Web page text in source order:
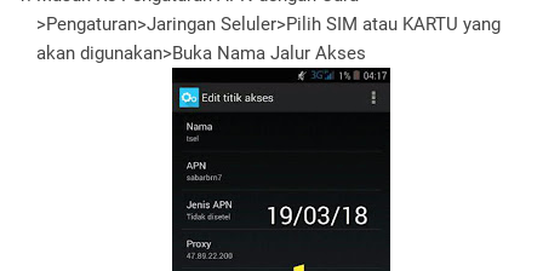
>Pengaturan>Jaringan Seluler>Pilih SIM atau KARTU yang
akan digunakan>Buka Nama Jalur Akses